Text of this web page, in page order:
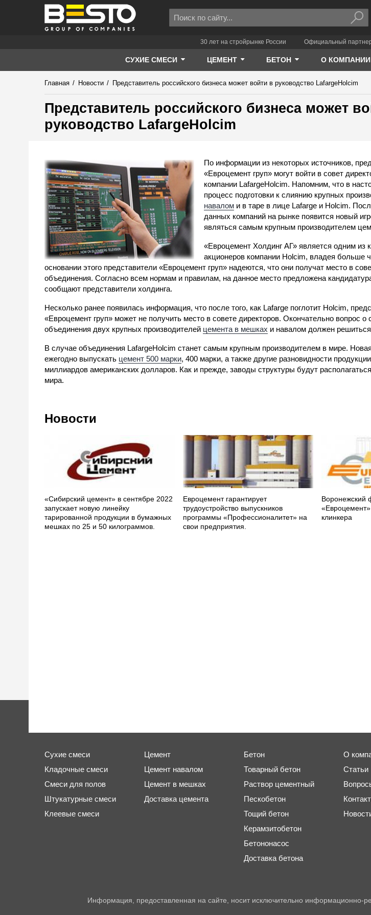
30 лет на стройрынке России Официальный партнер
СУХИЕ СМЕСИ ЦЕМЕНТ БЕТОН О КОМПАНИИ
Главная / Новости / Представитель российского бизнеса может войти в руководство LafargeHolcim
Представитель российского бизнеса может
руководство LafargeHolcim
По информации из некоторых источников,
«Евроцемент груп» могут войти в совет
компании LafargeHolcim. Напомним, что в
процесс подготовки к слиянию крупных
навалом и в таре в лице Lafarge и Holcim.
данных компаний на рынке появится новый
являться самым крупным производителем
«Евроцемент Холдинг АГ» является одним из
акционеров компании Holcim, владея больше
основании этого представители «Евроцемент груп» надеются, что они получат место в
объединения. Согласно всем нормам и правилам, на данное место предложена
сообщают представители холдинга.
Несколько ранее появилась информация, что после того, как Lafarge поглотит Holcim,
«Евроцемент груп» может не получить место в совете директоров. Окончательно вопрос о
объединения двух крупных производителей цемента в мешках и навалом должен
В случае объединения LafargeHolcim станет самым крупным производителем в мире.
ежегодно выпускать цемент 500 марки, 400 марки, а также другие разновидности
миллиардов американских долларов. Как и прежде, заводы структуры будут
мира.
Новости
«Сибирский цемент» в сентябре 2022
запускает новую линейку
тарированной продукции в бумажных
мешках по 25 и 50 килограммов.
Евроцемент гарантирует
трудоустройство выпускников
программы «Профессионалитет» на
свои предприятия.
Воронежский
«Евроцемент»
клинкера
Сухие смеси
Кладочные смеси
Смеси для полов
Штукатурные смеси
Клеевые смеси
Цемент
Цемент навалом
Цемент в мешках
Доставка цемента
Бетон
Товарный бетон
Раствор цементный
Пескобетон
Тощий бетон
Керамзитобетон
Бетононасос
Доставка бетона
О
Статьи
Информация, предоставленная на сайте, носит исключительно информационно-